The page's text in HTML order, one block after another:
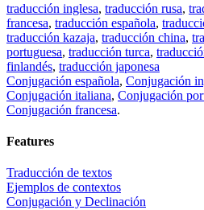
traducción inglesa, traducción rusa,
francesa, traducción española,
traducción kazaja, traducción china,
portuguesa, traducción turca,
finlandés, traducción japonesa
Conjugación española, Conjugación
Conjugación italiana, Conjugación
Conjugación francesa.
Features
Traducción de textos
Ejemplos de contextos
Conjugación y Declinación